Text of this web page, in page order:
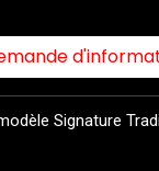
Signature